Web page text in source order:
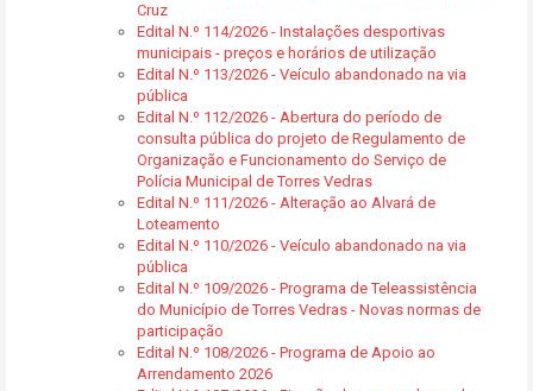
Cruz
Edital N.º 114/2026 - Instalações desportivas
municipais - preços e horários de utilização
Edital N.º 113/2026 - Veículo abandonado na via
pública
Edital N.º 112/2026 - Abertura do período de
consulta pública do projeto de Regulamento de
Organização e Funcionamento do Serviço de
Polícia Municipal de Torres Vedras
Edital N.º 111/2026 - Alteração ao Alvará de
Loteamento
Edital N.º 110/2026 - Veículo abandonado na via
pública
Edital N.º 109/2026 - Programa de Teleassistência
do Município de Torres Vedras - Novas normas de
participação
Edital N.º 108/2026 - Programa de Apoio ao
Arrendamento 2026